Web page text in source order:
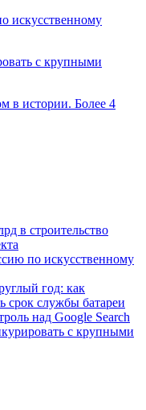
искусственному
с крупными
в истории. Более 4
в строительство
по искусственному
год: как
срок службы батареи
над Google Search
с крупными